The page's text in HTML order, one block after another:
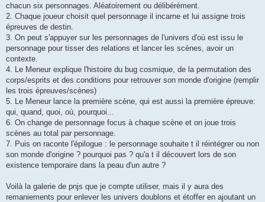
chacun six personnages. Aléatoirement ou délibérément.
2. Chaque joueur choisit quel personnage il incarne et lui assigne trois
épreuves de destin.
3. On peut s'appuyer sur les personnages de l'univers d'où est issu le
personnage pour tisser des relations et lancer les scènes, avoir un
contexte.
4. Le Meneur explique l'histoire du bug cosmique, de la permutation des
corps/esprits et des conditions pour retrouver son monde d'origine (remplir
les trois épreuves/scènes)
5. Le Meneur lance la première scène, qui est aussi la première épreuve:
qui, quand, quoi, où, pourquoi...
6. On change de personnage focus à chaque scène et on joue trois
scènes au total par personnage.
7. Puis on raconte l'épilogue : le personnage souhaite t il réintégrer ou non
son monde d'origine ? pourquoi pas ? qu'a t il découvert lors de son
existence temporaire dans la peau d'un autre ?
Voilà la galerie de pnjs que je compte utiliser, mais il y aura des
remaniements pour enlever les univers doublons et étoffer en ajoutant un